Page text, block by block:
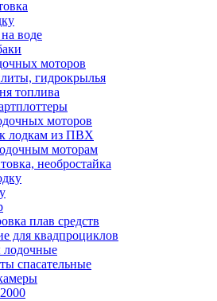
воде
моторов
гидрокрылья
топлива
моторов
лодкам из ПВХ
моторам
необростайка
плав средств
для квадпроциклов
спасательные